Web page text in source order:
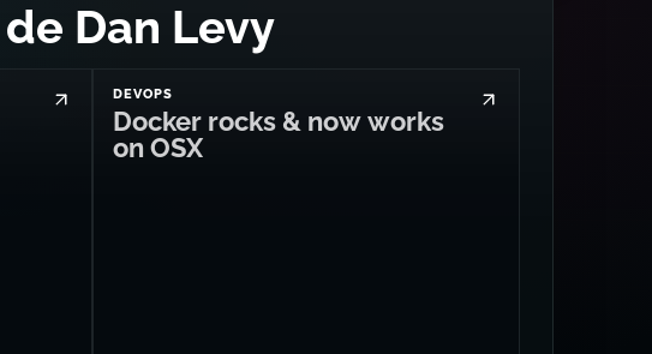
Dan Levy
DEVOPS
Docker rocks & now works
on OSX